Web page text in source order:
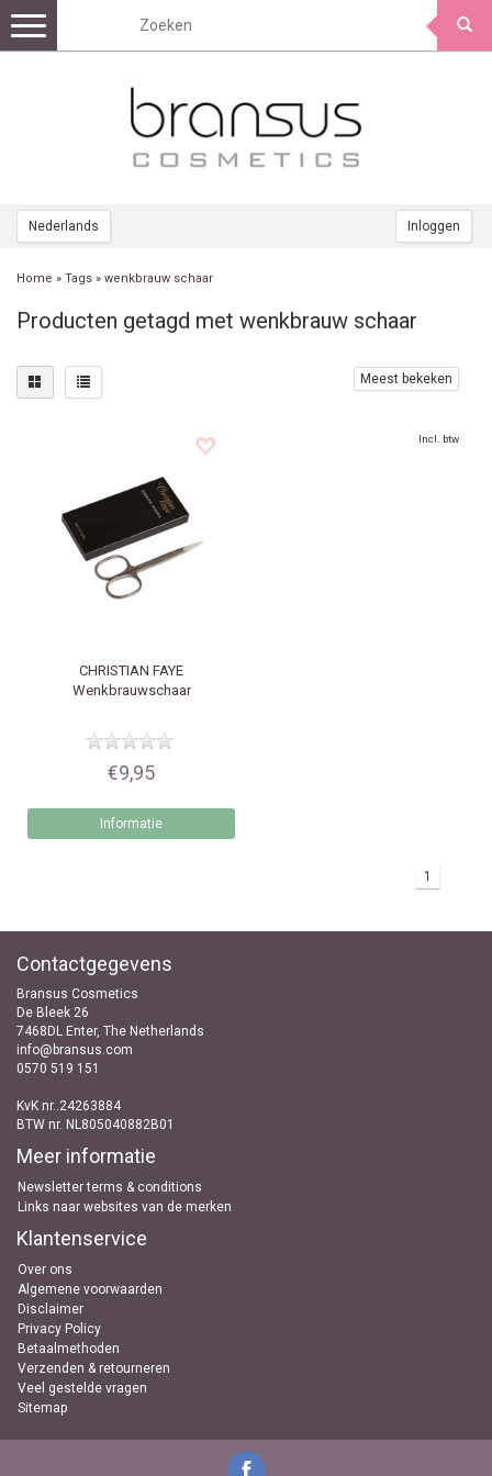
Nederlands Inloggen
Toggle
navigation
Home » Tags » wenkbrauw schaar
Producten getagd met wenkbrauw schaar
Meest bekeken
CHRISTIAN FAYE
Wenkbrauwschaar
€9,95
Informatie
Incl. btw
1
Contactgegevens
Bransus Cosmetics
De Bleek 26
7468DL Enter, The Netherlands
info@bransus.com
0570 519 151
KvK nr..24263884
BTW nr. NL805040882B01
Meer informatie
Newsletter terms & conditions
Links naar websites van de merken
Klantenservice
Over ons
Algemene voorwaarden
Disclaimer
Privacy Policy
Betaalmethoden
Verzenden & retourneren
Veel gestelde vragen
Sitemap